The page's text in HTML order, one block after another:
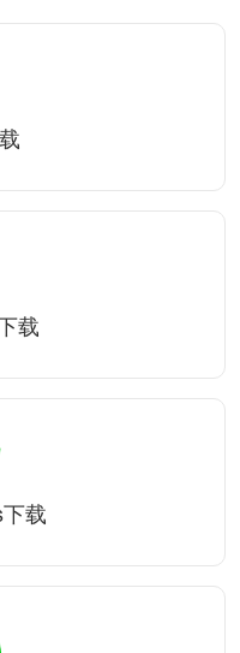
载
载